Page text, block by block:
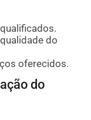
do
oferecidos.
do